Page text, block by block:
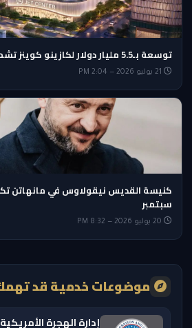
توسعة بـ5.5 مليار دولار لكازينو كوينز تشمل فندقًا وساحة حفلات
كنيسة القديس نيقولاوس في مانهاتن
سبتمبر
موضوعات خدمية قد
إدارة الهجرة